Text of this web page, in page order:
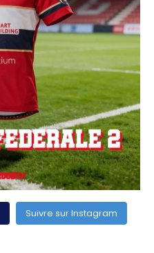
Suivre sur Instagram